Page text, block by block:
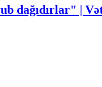
dağıdırlar" |